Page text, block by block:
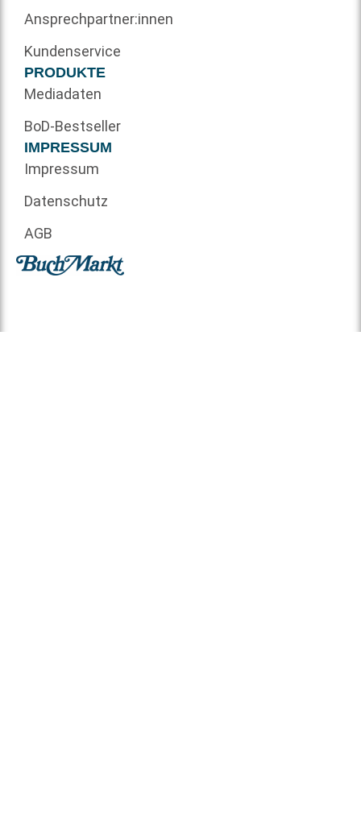
Ansprechpartner:innen
Kundenservice
PRODUKTE
Mediadaten
BoD-Bestseller
IMPRESSUM
Impressum
Datenschutz
AGB